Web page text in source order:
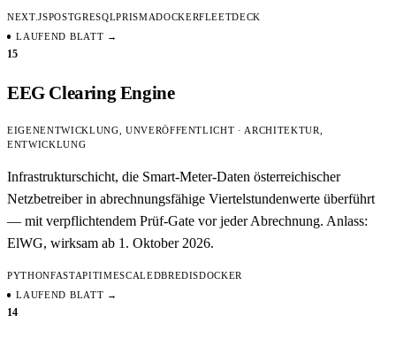
NEXT.JSPOSTGRESQLPRISMADOCKERFLEETDECK
LAUFEND BLATT →
15
EEG Clearing Engine
EIGENENTWICKLUNG, UNVERÖFFENTLICHT · ARCHITEKTUR,
ENTWICKLUNG
Infrastrukturschicht, die Smart-Meter-Daten österreichischer
Netzbetreiber in abrechnungsfähige Viertelstundenwerte überführt
— mit verpflichtendem Prüf-Gate vor jeder Abrechnung. Anlass:
ElWG, wirksam ab 1. Oktober 2026.
PYTHONFASTAPITIMESCALEDBREDISDOCKER
LAUFEND BLATT →
14